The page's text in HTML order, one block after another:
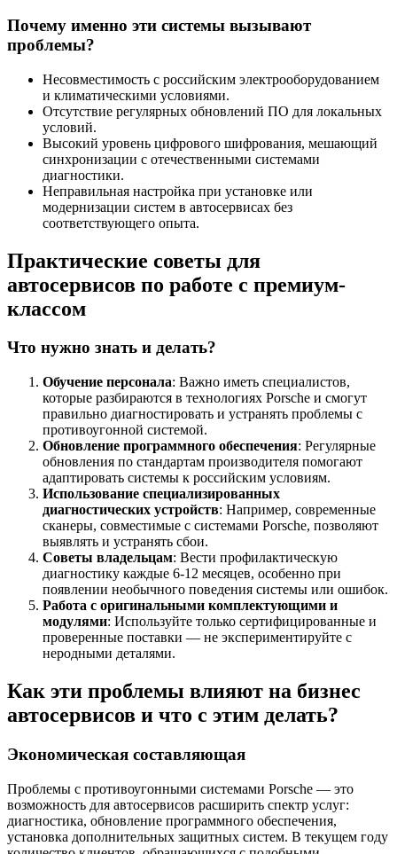
Почему именно эти системы вызывают
проблемы?
Несовместимость с российским электрооборудованием
и климатическими условиями.
Отсутствие регулярных обновлений ПО для локальных
условий.
Высокий уровень цифрового шифрования, мешающий
синхронизации с отечественными системами
диагностики.
Неправильная настройка при установке или
модернизации систем в автосервисах без
соответствующего опыта.
Практические советы для
автосервисов по работе с премиум-
классом
Что нужно знать и делать?
Обучение персонала: Важно иметь специалистов,
которые разбираются в технологиях Porsche и смогут
правильно диагностировать и устранять проблемы с
противоугонной системой.
Обновление программного обеспечения: Регулярные
обновления по стандартам производителя помогают
адаптировать системы к российским условиям.
Использование специализированных
диагностических устройств: Например, современные
сканеры, совместимые с системами Porsche, позволяют
выявлять и устранять сбои.
Советы владельцам: Вести профилактическую
диагностику каждые 6-12 месяцев, особенно при
появлении необычного поведения системы или ошибок.
Работа с оригинальными комплектующими и
модулями: Используйте только сертифицированные и
проверенные поставки — не экспериментируйте с
неродными деталями.
Как эти проблемы влияют на бизнес
автосервисов и что с этим делать?
Экономическая составляющая
Проблемы с противоугонными системами Porsche — это
возможность для автосервисов расширить спектр услуг:
диагностика, обновление программного обеспечения,
установка дополнительных защитных систем. В текущем году